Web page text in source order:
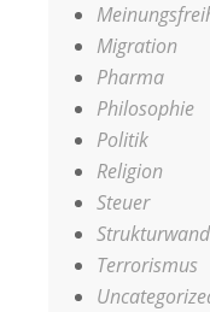
Migration
Pharma
Philosophie
Politik
Religion
Steuer
Terrorismus